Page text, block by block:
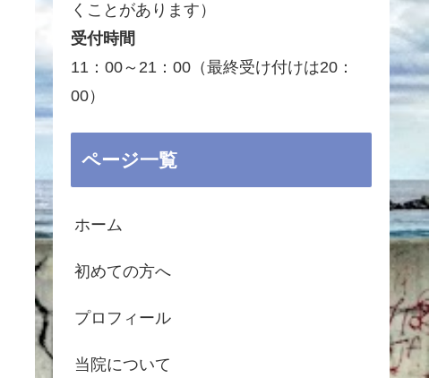
くことがあります）
受付時間
11：00～21：00（最終受け付けは20：
00）
ページ一覧
ホーム
初めての方へ
プロフィール
当院について